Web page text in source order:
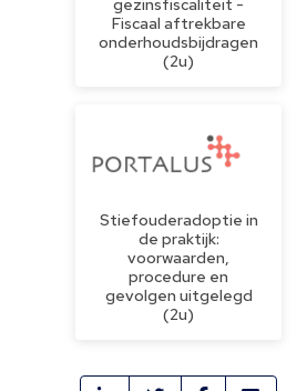
Fiscaal aftrekbare
onderhoudsbijdragen
(2u)
Stiefouderadoptie in
de praktijk:
voorwaarden,
procedure en
gevolgen uitgelegd
(2u)